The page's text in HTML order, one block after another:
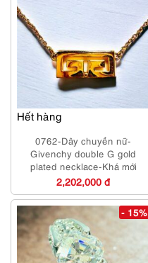
Hết hàng
0762-Dây chuyền nữ-
Givenchy double G gold
plated necklace-Khá mới
2,202,000 đ
- 15%